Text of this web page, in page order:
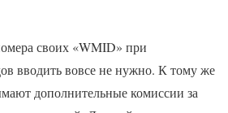
своих «WMID» при
вводить вовсе не нужно. К тому же
дополнительные комиссии за